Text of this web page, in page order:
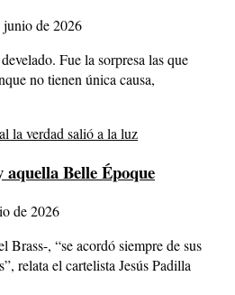
junio de 2026
Fue la sorpresa las que
no tienen única causa,
Belle Époque
de 2026
, “se acordó siempre de sus
relata el cartelista Jesús Padilla